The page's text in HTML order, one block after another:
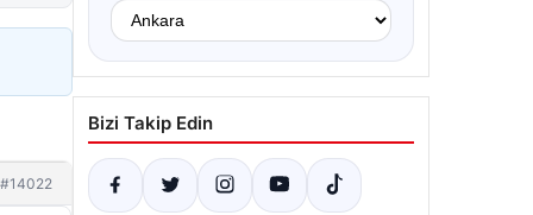
#14022
Bizi Takip Edin